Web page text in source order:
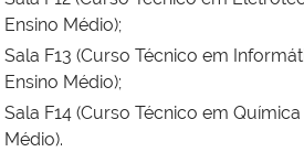
Ensino Médio);
Sala F13 (Curso Técnico em
Ensino Médio);
Sala F14 (Curso Técnico em
Médio).